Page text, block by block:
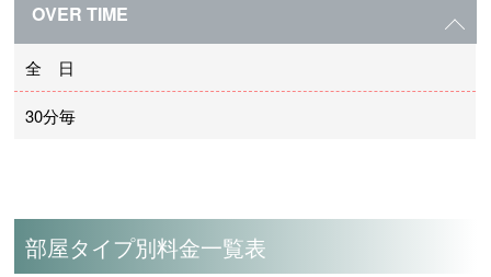
OVER TIME
全 日
30分毎
部屋タイプ別料金一覧表